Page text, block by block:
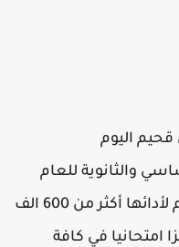
اليوم
والثانوية للعام
الدراسي 13442 – 1443م والتي يتقدم لأدائها أكثر من 600 الف
على 1600 مركزا امتحانيا في كافة